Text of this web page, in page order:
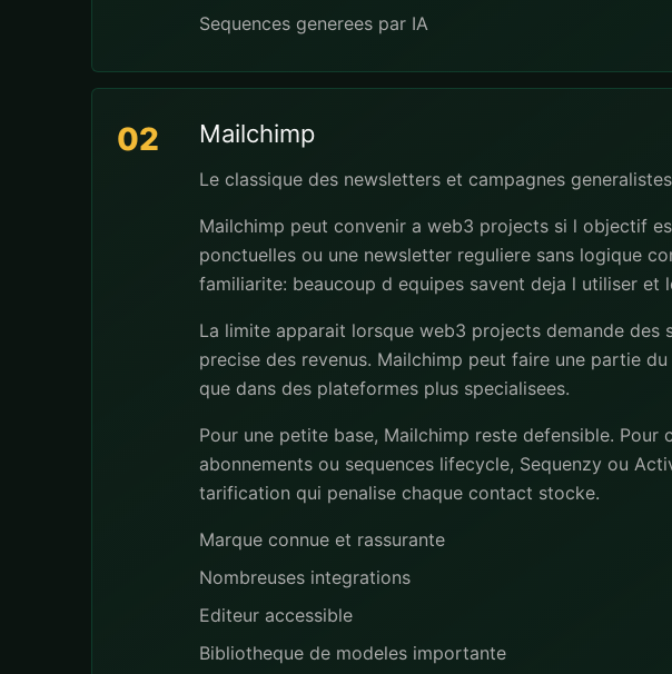
Sequences generees par IA
02 Mailchimp
Le classique des newsletters et campagnes generalistes
Mailchimp peut convenir a web3 projects si l objectif
ponctuelles ou une newsletter reguliere sans logique
familiarite: beaucoup d equipes savent deja l utiliser et
La limite apparait lorsque web3 projects demande des
precise des revenus. Mailchimp peut faire une partie
que dans des plateformes plus specialisees.
Pour une petite base, Mailchimp reste defensible. Pour
abonnements ou sequences lifecycle, Sequenzy ou
tarification qui penalise chaque contact stocke.
Marque connue et rassurante
Nombreuses integrations
Editeur accessible
Bibliotheque de modeles importante